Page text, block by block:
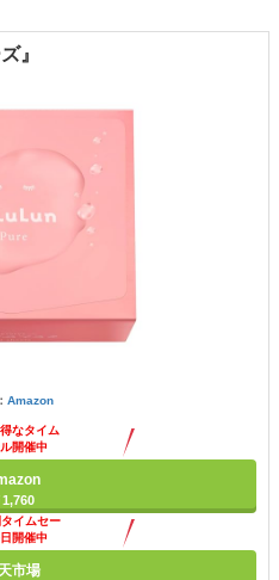
』
Amazon
なタイム
開催中
1,760
イムセー
開催中
市場